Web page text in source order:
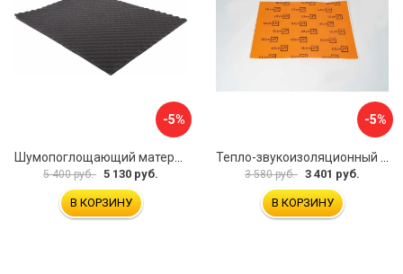
-5%
Шумопоглощающий материал Dreamcar Wave 15 WD-15M-S075100P1046
5 400 руб. 5 130 руб.
В КОРЗИНУ
-5%
Тепло-звукоизоляционный материал Шумофф П4В БП000000433
3 580 руб. 3 401 руб.
В КОРЗИНУ